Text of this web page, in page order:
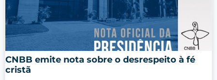
CNBB emite nota sobre o desrespeito à fé
cristã